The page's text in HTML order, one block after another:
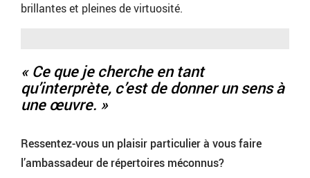
brillantes et pleines de virtuosité.
« Ce que je cherche en tant
qu’interprète, c’est de donner un sens à
une œuvre. »
Ressentez-vous un plaisir particulier à vous faire
l’ambassadeur de répertoires méconnus?